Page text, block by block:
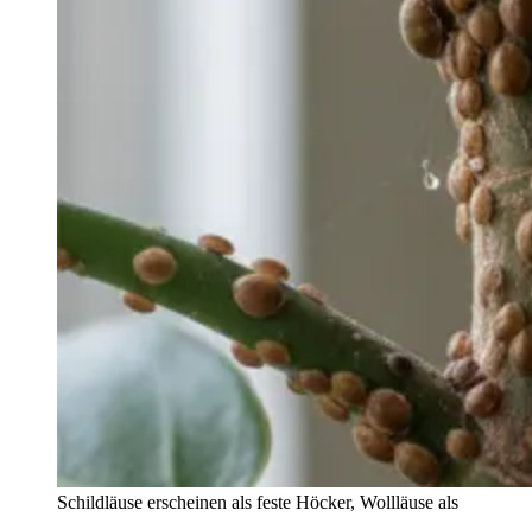
Schildläuse erscheinen als feste Höcker, Wollläuse als